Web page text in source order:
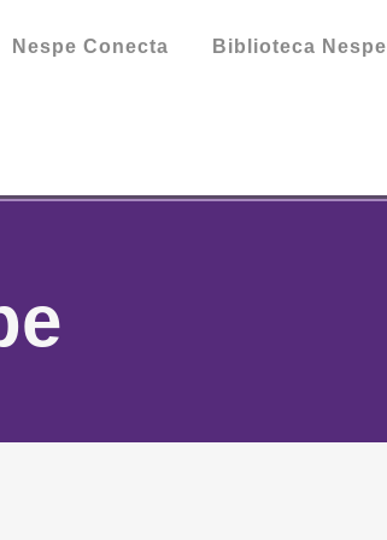
Nespe Conecta Biblioteca Nespe